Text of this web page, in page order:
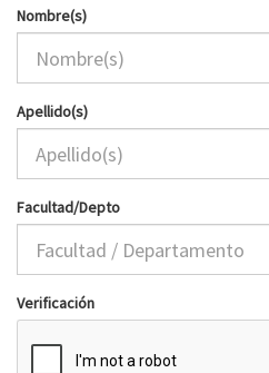
Nombre(s)
Apellido(s)
Facultad/Depto
Verificación